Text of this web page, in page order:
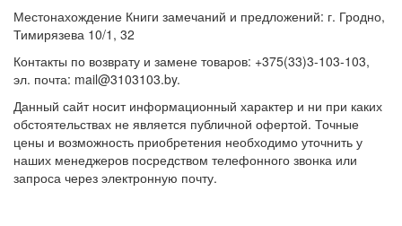
Местонахождение Книги замечаний и предложений: г. Гродно,
Тимирязева 10/1, 32
Контакты по возврату и замене товаров: +375(33)3-103-103,
эл. почта: mail@3103103.by.
Данный сайт носит информационный характер и ни при каких
обстоятельствах не является публичной офертой. Точные
цены и возможность приобретения необходимо уточнить у
наших менеджеров посредством телефонного звонка или
запроса через электронную почту.